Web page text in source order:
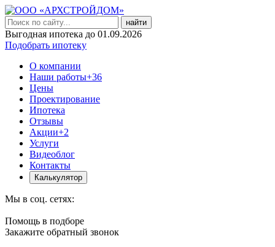
найти
Выгодная ипотека до 01.09.2026
Подобрать ипотеку
О компании
Наши работы+36
Цены
Проектирование
Ипотека
Отзывы
Акции+2
Услуги
Видеоблог
Контакты
Калькулятор
Мы в соц. сетях:
Помощь в подборе
Закажите обратный звонок